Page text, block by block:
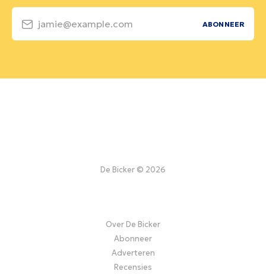
jamie@example.com ABONNEER
De Bicker © 2026
Over De Bicker
Abonneer
Adverteren
Recensies